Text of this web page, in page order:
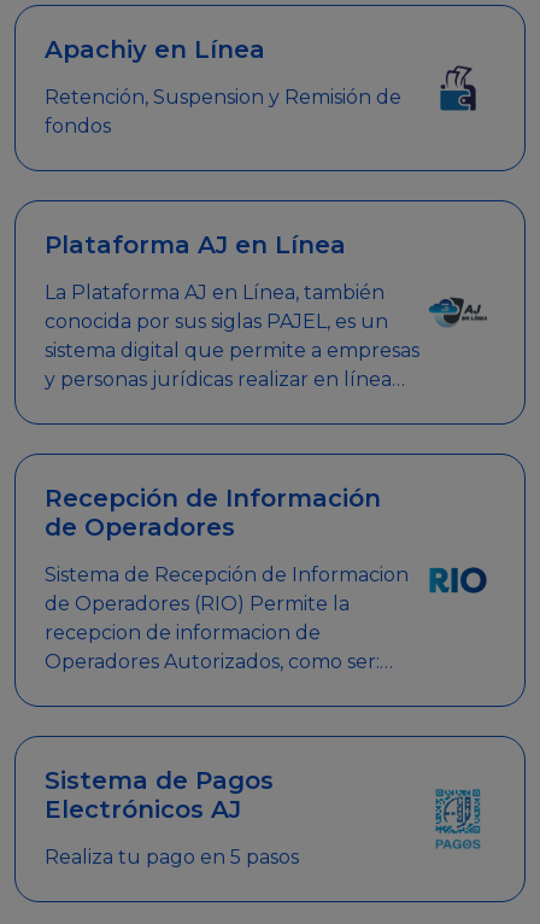
clave.
Apachiy en Línea
Retención, Suspension y Remisión de
fondos
Plataforma AJ en Línea
La Plataforma AJ en Línea, también
conocida por sus siglas PAJEL, es un
sistema digital que permite a empresas
y personas jurídicas realizar en línea
Recepción de Información
de Operadores
Sistema de Recepción de Informacion
de Operadores (RIO) Permite la
recepcion de informacion de
Operadores Autorizados, como ser:
Sistema de Pagos
Electrónicos AJ
Realiza tu pago en 5 pasos